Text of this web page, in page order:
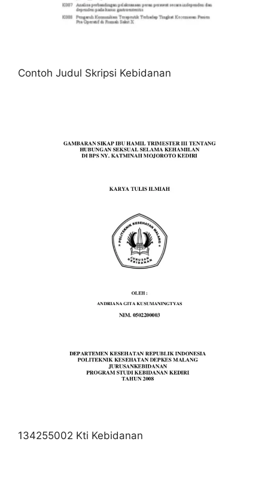
Contoh Judul Skripsi Kebidanan
134255002 Kti Kebidanan